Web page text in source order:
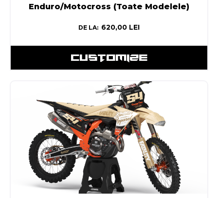
Enduro/Motocross (Toate Modelele)
DE LA: 620,00 LEI
CUSTOMIZE